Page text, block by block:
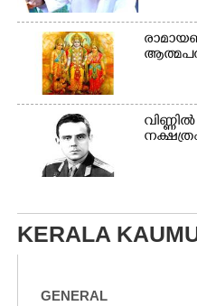
KERALA
GENERAL